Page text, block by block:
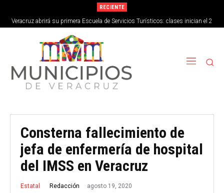
RECIENTE
Veracruz abrirá su primera Escuela de Servicios Turísticos: clases inician el 2
de septiembre
Consterna fallecimiento de
jefa de enfermería de hospital
del IMSS en Veracruz
Estatal Redacción agosto 19, 2020